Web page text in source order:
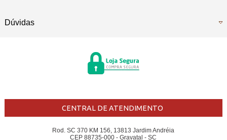
Dúvidas
CENTRAL DE ATENDIMENTO
Rod. SC 370 KM 156, 13813 Jardim Andréia
CEP 88735-000 - Gravatal - SC